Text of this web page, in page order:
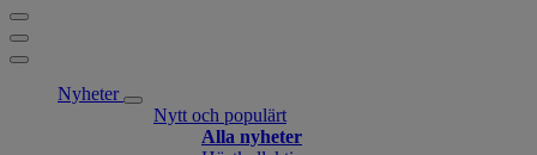
Nyheter
Nytt och populärt
Alla nyheter